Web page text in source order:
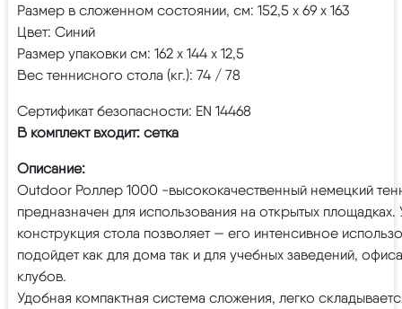
Размер в сложенном состоянии, см: 152,5 х 69 х 163
Цвет: Синий
Размер упаковки см: 162 х 144 х 12,5
Вес теннисного стола (кг.): 74 / 78
Сертификат безопасности: EN 14468
В комплект входит: сетка
Описание:
Outdoor Роллер 1000 -высококачественный немецкий
предназначен для использования на открытых площадках.
конструкция стола позволяет — его интенсивное
подойдет как для дома так и для учебных заведений,
клубов.
Удобная компактная система сложения, легко